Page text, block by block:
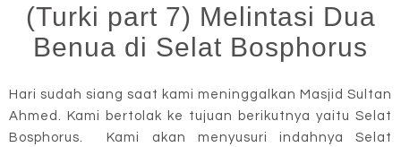
(Turki part 7) Melintasi Dua
Benua di Selat Bosphorus
Hari sudah siang saat kami meninggalkan Masjid Sultan
Ahmed. Kami bertolak ke tujuan berikutnya yaitu Selat
Bosphorus. Kami akan menyusuri indahnya Selat